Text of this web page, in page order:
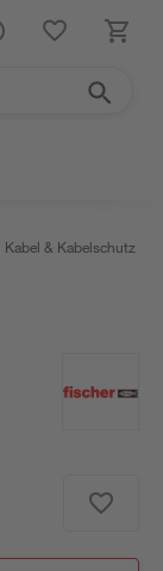
Kabel & Kabelschutz